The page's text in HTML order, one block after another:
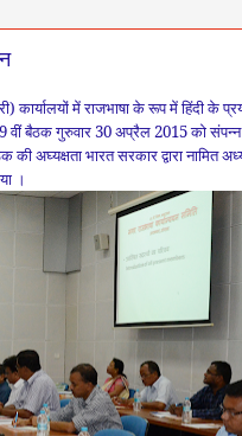
कार्यालयों में राजभाषा के रूप में हिंदी के
वीं बैठकगुरुवार 30अप्रैल2015 को संपन्‍न
की अघ्‍यक्षता भारत सरकार द्वारा नामित
।